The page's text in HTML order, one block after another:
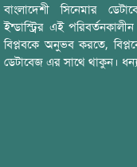
বাংলাদেশী সিনেমার
ইন্ডাস্ট্রির এই
বিপ্লবকে অনুভব করতে,
ডেটাবেজ এর সাথে থাকুন।